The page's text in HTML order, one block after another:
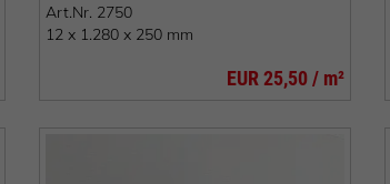
Art.Nr. 2750
12 x 1.280 x 250 mm
EUR 25,50 / m²